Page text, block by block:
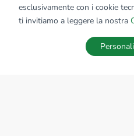
esclusivamente con i cookie
ti invitiamo a leggere la nostra